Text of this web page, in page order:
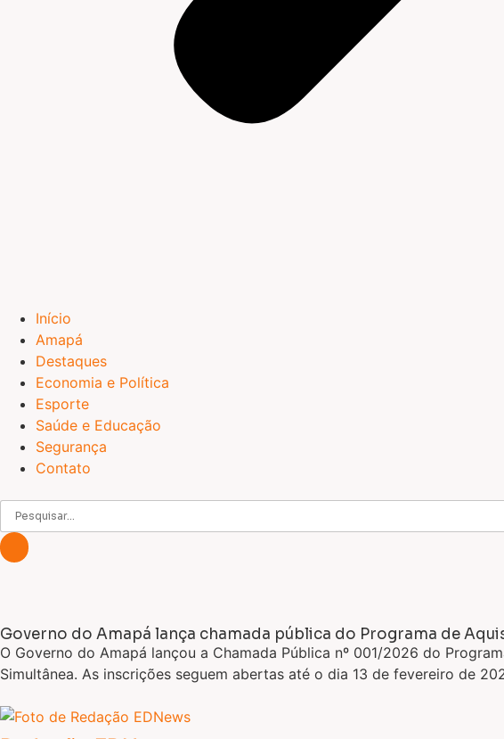
Início
Amapá
Destaques
Economia e Política
Esporte
Saúde e Educação
Segurança
Contato
Governo do Amapá lança chamada pública do Programa de
O Governo do Amapá lançou a Chamada Pública nº 001/2026 do
Simultânea. As inscrições seguem abertas até o dia 13 de fevereiro de